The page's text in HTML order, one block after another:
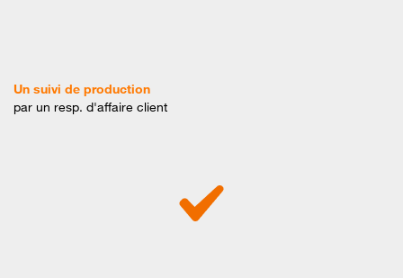
Un suivi de production
par un resp. d'affaire client